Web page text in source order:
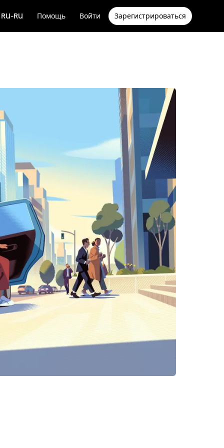
RU-RU Помощь Войти Зарегистрироваться